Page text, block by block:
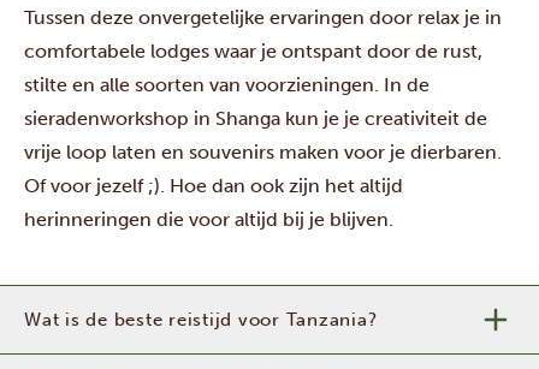
Tussen deze onvergetelijke ervaringen door relax je in
comfortabele lodges waar je ontspant door de rust,
stilte en alle soorten van voorzieningen. In de
sieradenworkshop in Shanga kun je je creativiteit de
vrije loop laten en souvenirs maken voor je dierbaren.
Of voor jezelf ;). Hoe dan ook zijn het altijd
herinneringen die voor altijd bij je blijven.
Wat is de beste reistijd voor Tanzania?